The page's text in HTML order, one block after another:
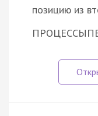
позицию из
ПРОЦЕССЫ